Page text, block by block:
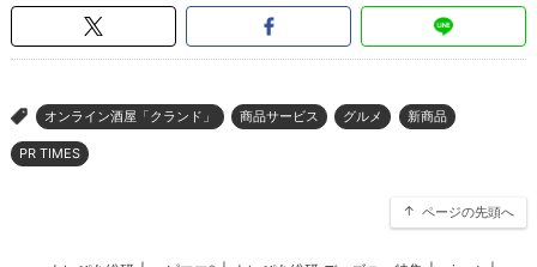
> オンライン酒屋「クランド」 商品サービス グルメ 新商品
PR TIMES
ページの先頭へ